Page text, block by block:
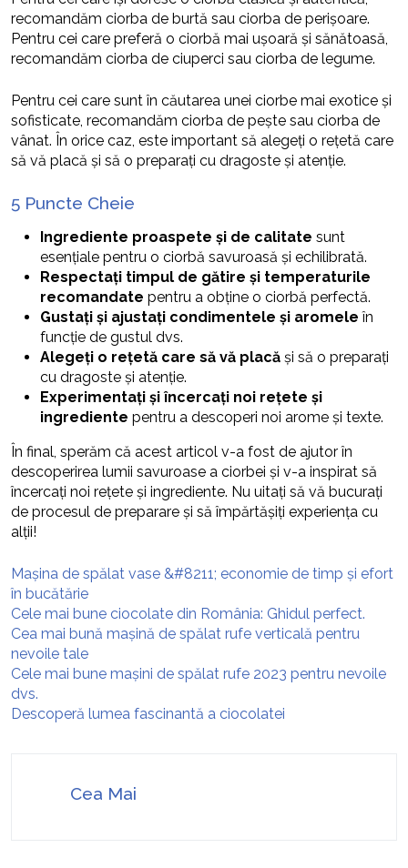
recomandăm ciorba de burtă sau ciorba de perișoare.
Pentru cei care preferă o ciorbă mai ușoară și sănătoasă,
recomandăm ciorba de ciuperci sau ciorba de legume.
Pentru cei care sunt în căutarea unei ciorbe mai exotice și
sofisticate, recomandăm ciorba de pește sau ciorba de
vânat. În orice caz, este important să alegeți o rețetă care
să vă placă și să o preparați cu dragoste și atenție.
5 Puncte Cheie
Ingrediente proaspete și de calitate sunt
esențiale pentru o ciorbă savuroasă și echilibrată.
Respectați timpul de gătire și temperaturile
recomandate pentru a obține o ciorbă perfectă.
Gustați și ajustați condimentele și aromele în
funcție de gustul dvs.
Alegeți o rețetă care să vă placă și să o preparați
cu dragoste și atenție.
Experimentați și încercați noi rețete și
ingrediente pentru a descoperi noi arome și texte.
În final, sperăm că acest articol v-a fost de ajutor în
descoperirea lumii savuroase a ciorbei și v-a inspirat să
încercați noi rețete și ingrediente. Nu uitați să vă bucurați
de procesul de preparare și să împărtășiți experiența cu
alții!
Mașina de spălat vase &#8211; economie de timp și efort
în bucătărie
Cele mai bune ciocolate din România: Ghidul perfect.
Cea mai bună mașină de spălat rufe verticală pentru
nevoile tale
Cele mai bune mașini de spălat rufe 2023 pentru nevoile
dvs.
Descoperă lumea fascinantă a ciocolatei
Cea Mai